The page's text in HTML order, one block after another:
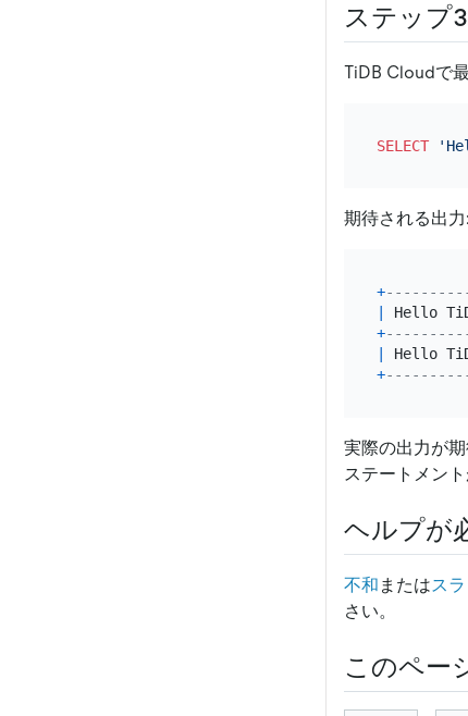
ステップ
TiDB Cloudで
SELECT
期待される出力:
+
Hello
+
Hello
+
実際の出力が
ステートメン
ヘルプが
不和 またはス
さい。
このペー